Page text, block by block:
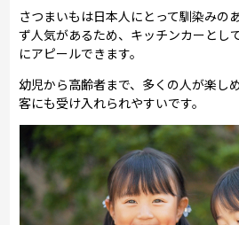
さつまいもは日本人にとって馴染みの
ず人気があるため、キッチンカーとし
にアピールできます。
幼児から高齢者まで、多くの人が楽し
客にも受け入れられやすいです。